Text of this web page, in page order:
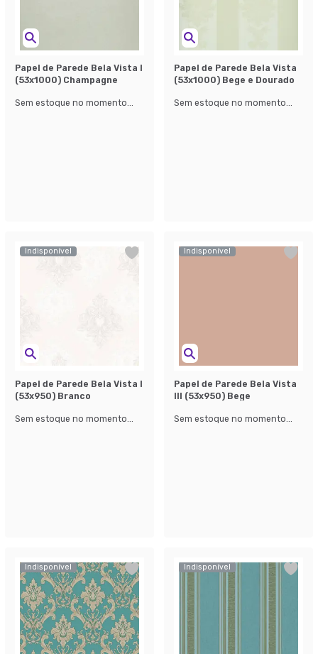
Papel de Parede Bela Vista l
(53x1000) Champagne
Sem estoque no momento...
Papel de Parede Bela Vista
(53x1000) Bege e Dourado
Sem estoque no momento...
Indisponível
Papel de Parede Bela Vista l
(53x950) Branco
Sem estoque no momento...
Indisponível
Papel de Parede Bela Vista
lll (53x950) Bege
Sem estoque no momento...
Indisponível Indisponível